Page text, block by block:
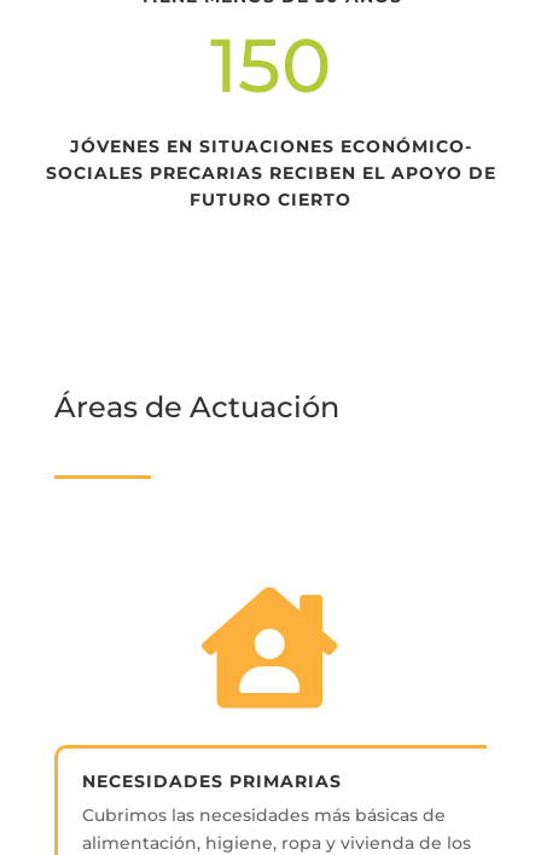
150
JÓVENES EN SITUACIONES ECONÓMICO-
SOCIALES PRECARIAS RECIBEN EL APOYO DE
FUTURO CIERTO
Áreas de Actuación
NECESIDADES PRIMARIAS
Cubrimos las necesidades más básicas de
alimentación, higiene, ropa y vivienda de los